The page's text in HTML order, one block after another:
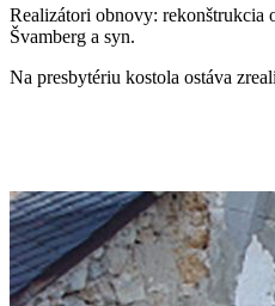
Realizátori obnovy: rekonštrukcia
Švamberg a syn.
Na presbytériu kostola ostáva